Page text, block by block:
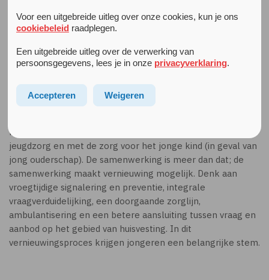
Arkin, Combiwel,Don Bosco Amsterdam,HVO-Querido,
Levvel (voorheen Spirit),ROCvA
samen vanaf het veldwerk tot de uitstroom en we doen dat
op alle niveaus, van werkvloer tot directie. We maken
De kracht van de samenwerking zit in de verbinding van 24-
met de specialistische GGZ, met het veldwerk, met de
jeugdzorg en met de zorg voor het jonge kind (in geval van
jong ouderschap). De samenwerking is meer dan dat; de
samenwerking maakt vernieuwing mogelijk. Denk aan
vroegtijdige signalering en preventie, integrale
vraagverduidelijking, een doorgaande zorglijn,
ambulantisering en een betere aansluiting tussen vraag en
aanbod op het gebied van huisvesting. In dit
vernieuwingsproces krijgen jongeren een belangrijke stem.
Voor een uitgebreide uitleg over onze cookies, kun je ons
cookiebeleid raadplegen.
Een uitgebreide uitleg over de verwerking van
persoonsgegevens, lees je in onze privacyverklaring.
Accepteren Weigeren